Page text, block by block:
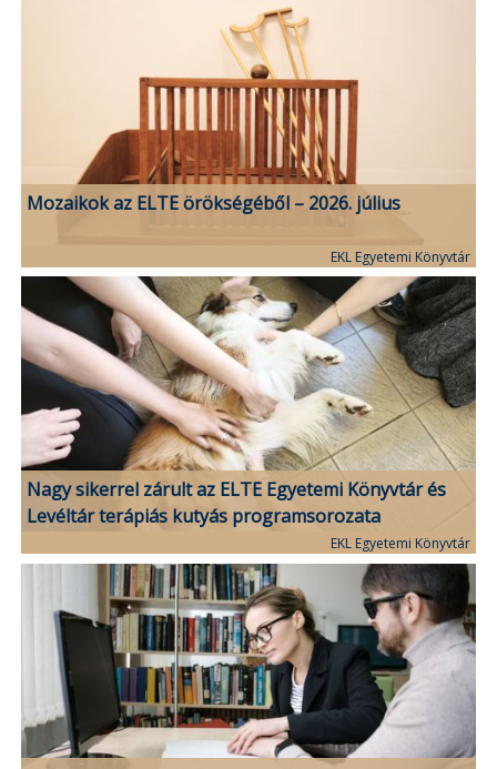
Mozaikok az ELTE örökségéből – 2026. július
EKL Egyetemi Könyvtár
Nagy sikerrel zárult az ELTE Egyetemi Könyvtár és
Levéltár terápiás kutyás programsorozata
EKL Egyetemi Könyvtár